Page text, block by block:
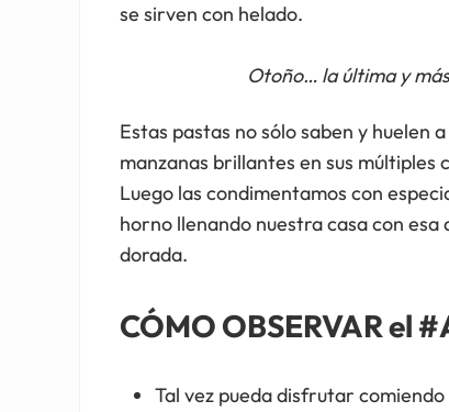
se sirven con helado.
Otoño… la última y
Estas pastas no sólo saben y huelen
manzanas brillantes en sus múltiples
Luego las condimentamos con
horno llenando nuestra casa con
dorada.
CÓMO OBSERVAR el
Tal vez pueda disfrutar